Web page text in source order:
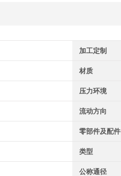
加工定制
材质
压力环境
流动方向
零部件及配件
类型
公称通径